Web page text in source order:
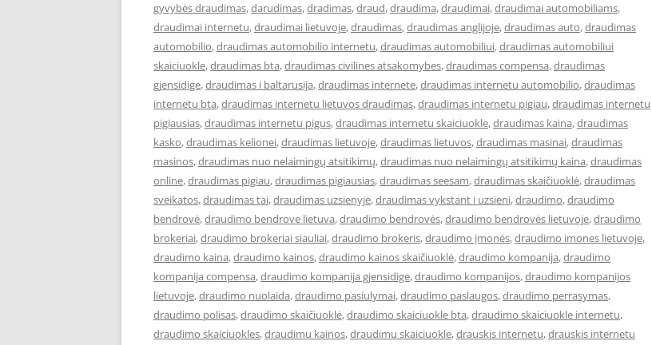
gyvybės draudimas,darudimas,dradimas,draud,draudima,draudimai,draudimai automobiliams,
draudimai internetu,draudimai lietuvoje,draudimas,draudimas anglijoje,draudimas auto,draudimas
automobilio,draudimas automobilio internetu,draudimas automobiliui,draudimas automobiliui
skaiciuokle,draudimas bta,draudimas civilines atsakomybes,draudimas compensa,draudimas
gjensidige,draudimas i baltarusija,draudimas internete,draudimas internetu automobilio,draudimas
internetu bta,draudimas internetu lietuvos draudimas,draudimas internetu pigiau,draudimas internetu
pigiausias,draudimas internetu pigus,draudimas internetu skaiciuokle,draudimas kaina,draudimas
kasko,draudimas kelionei,draudimas lietuvoje,draudimas lietuvos,draudimas masinai,draudimas
masinos,draudimas nuo nelaimingų atsitikimų,draudimas nuo nelaimingų atsitikimų kaina,draudimas
online,draudimas pigiau,draudimas pigiausias,draudimas seesam,draudimas skaičiuoklė,draudimas
sveikatos,draudimas tai,draudimas uzsienyje,draudimas vykstant i uzsieni,draudimo,draudimo
bendrovė,draudimo bendrove lietuva,draudimo bendrovės,draudimo bendrovės lietuvoje,draudimo
brokeriai,draudimo brokeriai siauliai,draudimo brokeris,draudimo įmonės,draudimo imones lietuvoje,
draudimo kaina,draudimo kainos,draudimo kainos skaičiuoklė,draudimo kompanija,draudimo
kompanija compensa,draudimo kompanija gjensidige,draudimo kompanijos,draudimo kompanijos
lietuvoje,draudimo nuolaida,draudimo pasiulymai,draudimo paslaugos,draudimo perrasymas,
draudimo polisas,draudimo skaičiuoklė,draudimo skaiciuokle bta,draudimo skaiciuokle internetu,
draudimo skaiciuokles,draudimu kainos,draudimu skaiciuokle,drauskis internetu,drauskis internetu